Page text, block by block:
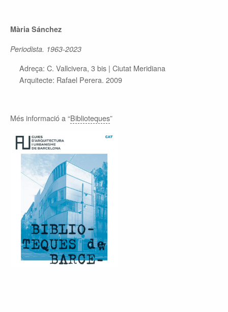
Mària Sánchez
Periodista. 1963-2023
Adreça: C. Vallcivera, 3 bis | Ciutat Meridiana
Arquitecte: Rafael Perera. 2009
Més informació a “Biblioteques”